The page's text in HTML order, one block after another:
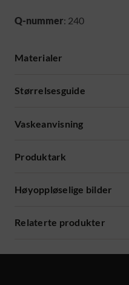
Q-nummer: 240
Materialer
Størrelsesguide
Vaskeanvisning
Produktark
Høyoppløselige bilder
Relaterte produkter